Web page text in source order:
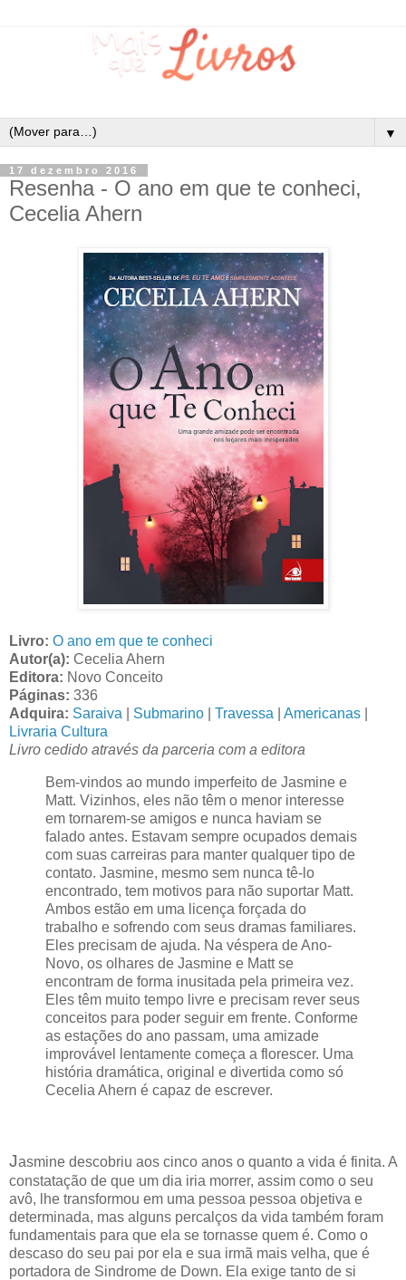
▼
17 dezembro 2016
Resenha - O ano em que te conheci,
Cecelia Ahern
Livro: O ano em que te conheci
Autor(a): Cecelia Ahern
Editora: Novo Conceito
Páginas: 336
Adquira: Saraiva Submarino Travessa Americanas
Livraria Cultura
Livro cedido através da parceria com a editora
Bem-vindos ao mundo imperfeito de Jasmine e
Matt. Vizinhos, eles não têm o menor interesse
em tornarem-se amigos e nunca haviam se
falado antes. Estavam sempre ocupados demais
com suas carreiras para manter qualquer tipo de
contato. Jasmine, mesmo sem nunca tê-lo
encontrado, tem motivos para não suportar Matt.
Ambos estão em uma licença forçada do
trabalho e sofrendo com seus dramas familiares.
Eles precisam de ajuda. Na véspera de Ano-
Novo, os olhares de Jasmine e Matt se
encontram de forma inusitada pela primeira vez.
Eles têm muito tempo livre e precisam rever seus
conceitos para poder seguir em frente. Conforme
as estações do ano passam, uma amizade
improvável lentamente começa a florescer. Uma
história dramática, original e divertida como só
Cecelia Ahern é capaz de escrever.
Jasmine descobriu aos cinco anos o quanto a vida é finita. A
constatação de que um dia iria morrer, assim como o seu
avô, lhe transformou em uma pessoa pessoa objetiva e
determinada, mas alguns percalços da vida também foram
fundamentais para que ela se tornasse quem é. Como o
descaso do seu pai por ela e sua irmã mais velha, que é
portadora de Sindrome de Down. Ela exige tanto de si